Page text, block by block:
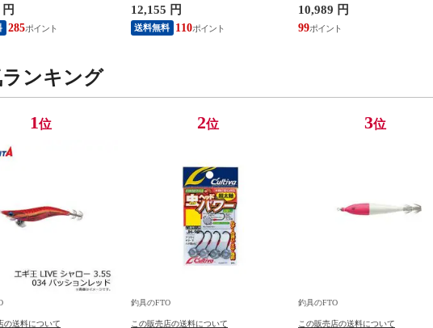
285
12,155 円
送料無料 110
10,989 円
99
ランキング
1位
の送料について
2位
釣具のFTO
この販売店の送料について
3位
釣具のFTO
この販売店の送料について